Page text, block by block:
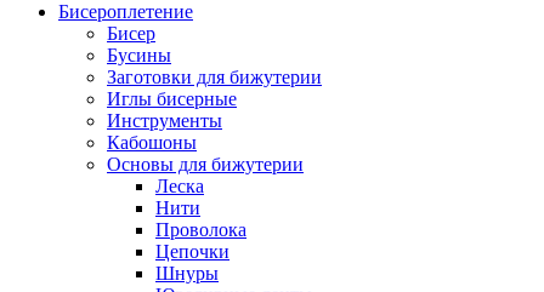
Бисероплетение
Бисер
Бусины
Заготовки для бижутерии
Иглы бисерные
Инструменты
Кабошоны
Основы для бижутерии
Леска
Нити
Проволока
Цепочки
Шнуры